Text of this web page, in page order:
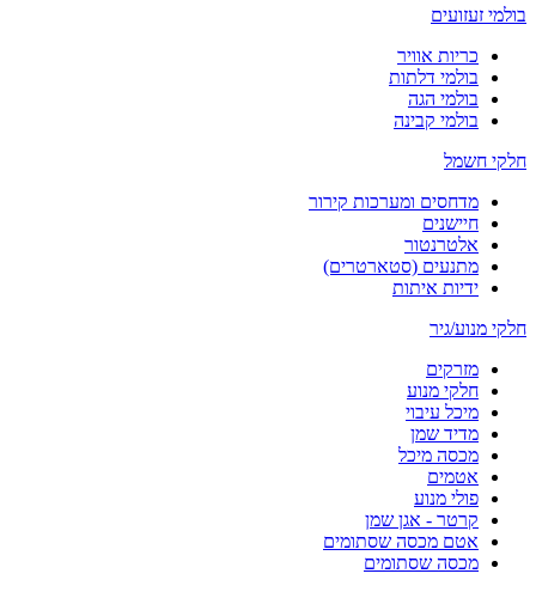
בולמי זעזועים
כריות אוויר
בולמי דלתות
בולמי הגה
בולמי קבינה
חלקי חשמל
מדחסים ומערכות קירור
חיישנים
אלטרנטור
מתנעים (סטארטרים)
ידיות איתות
חלקי מנוע/גיר
מזרקים
חלקי מנוע
מיכל עיבוי
מדיד שמן
מכסה מיכל
אטמים
פולי מנוע
קרטר - אגן שמן
אטם מכסה שסתומים
מכסה שסתומים